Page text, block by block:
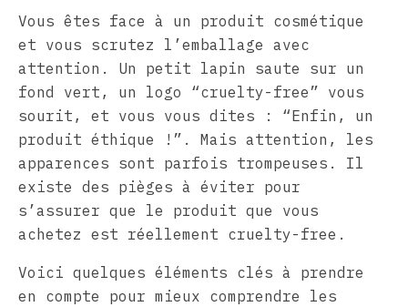
Vous êtes face à un produit cosmétique
et vous scrutez l’emballage avec
attention. Un petit lapin saute sur un
fond vert, un logo “cruelty-free” vous
sourit, et vous vous dites : “Enfin, un
produit éthique !”. Mais attention, les
apparences sont parfois trompeuses. Il
existe des pièges à éviter pour
s’assurer que le produit que vous
achetez est réellement cruelty-free.
Voici quelques éléments clés à prendre
en compte pour mieux comprendre les